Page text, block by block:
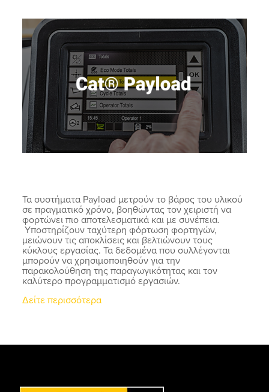
Τα συστήματα Payload μετρούν το βάρος του υλικού
σε πραγματικό χρόνο, βοηθώντας τον χειριστή να
φορτώνει πιο αποτελεσματικά και με συνέπεια.
Υποστηρίζουν ταχύτερη φόρτωση φορτηγών,
μειώνουν τις αποκλίσεις και βελτιώνουν τους
κύκλους εργασίας. Τα δεδομένα που συλλέγονται
μπορούν να χρησιμοποιηθούν για την
παρακολούθηση της παραγωγικότητας και τον
καλύτερο προγραμματισμό εργασιών.
Δείτε περισσότερα